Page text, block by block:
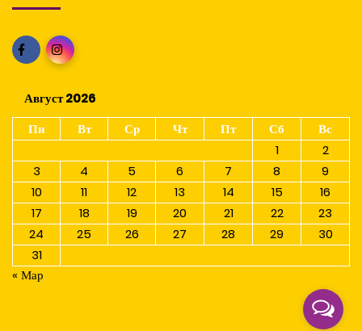
Август 2026
Пн
Вт Ср Чт Пт Сб
Вс
1
2
3
4 5 6 7 8
9
10
11 12 13 14 15
16
17
18 19 20 21 22
23
24
25 26 27 28 29
30
31
« Мар